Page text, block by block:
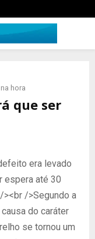
hora
que ser
era levado
espera até 30
/>Segundo a
do caráter
se tornou um